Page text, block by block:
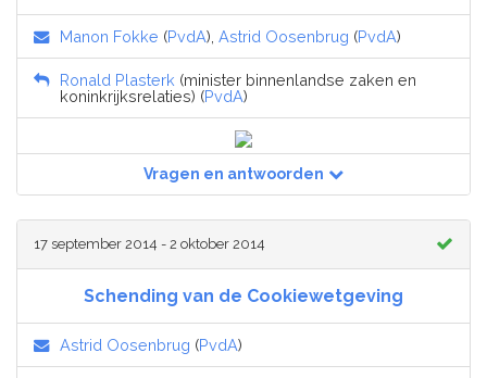
Manon Fokke (PvdA), Astrid Oosenbrug (PvdA)
Ronald Plasterk (minister binnenlandse zaken en
koninkrijksrelaties) (PvdA)
Vragen en antwoorden
17 september 2014 - 2 oktober 2014
Schending van de Cookiewetgeving
Astrid Oosenbrug (PvdA)